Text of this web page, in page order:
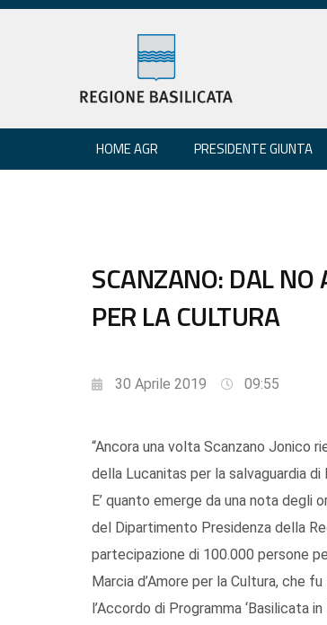
HOME AGR PRESIDENTE GIUNTA
SCANZANO: DAL NO
PER LA CULTURA
30 Aprile 2019 09:55
“Ancora una volta Scanzano Jonico
della Lucanitas per la salvaguardia
E’ quanto emerge da una nota degli
del Dipartimento Presidenza della
partecipazione di 100.000 persone
Marcia d’Amore per la Cultura, che
l’Accordo di Programma ‘Basilicata